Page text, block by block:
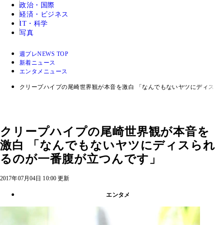
政治・国際
経済・ビジネス
IT・科学
写真
週プレNEWS TOP
新着ニュース
エンタメニュース
クリープハイプの尾崎世界観が本音を激白 「なんでもないヤツにディ
クリープハイプの尾崎世界観が本音を
激白 「なんでもないヤツにディスられ
るのが一番腹が立つんです」
2017年07月04日 10:00 更新
エンタメ